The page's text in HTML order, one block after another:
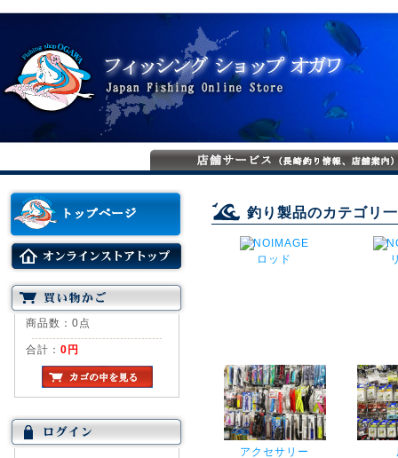
商品数：0点
合計： 0円
釣り製品のカテゴリ
ロッド
アクセサリー